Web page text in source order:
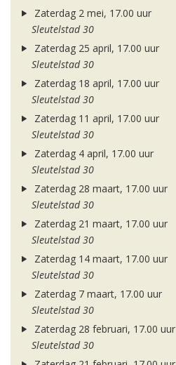
Zaterdag 2 mei, 17.00 uur
Sleutelstad 30
Zaterdag 25 april, 17.00 uur
Sleutelstad 30
Zaterdag 18 april, 17.00 uur
Sleutelstad 30
Zaterdag 11 april, 17.00 uur
Sleutelstad 30
Zaterdag 4 april, 17.00 uur
Sleutelstad 30
Zaterdag 28 maart, 17.00 uur
Sleutelstad 30
Zaterdag 21 maart, 17.00 uur
Sleutelstad 30
Zaterdag 14 maart, 17.00 uur
Sleutelstad 30
Zaterdag 7 maart, 17.00 uur
Sleutelstad 30
Zaterdag 28 februari, 17.00 uur
Sleutelstad 30